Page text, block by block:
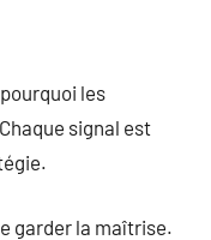
les
signal est
garder la maîtrise.